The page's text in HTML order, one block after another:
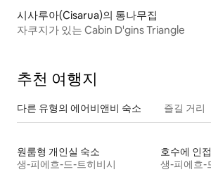
시사루아(Cisarua)의 통나무집
자쿠지가 있는 Cabin D'gins Triangle
추천 여행지
다른 유형의 에어비앤비 숙소 즐길 거리
원룸형 개인실 숙소
생-피에흐-드-트히비시
호수에 인
생-피에흐-